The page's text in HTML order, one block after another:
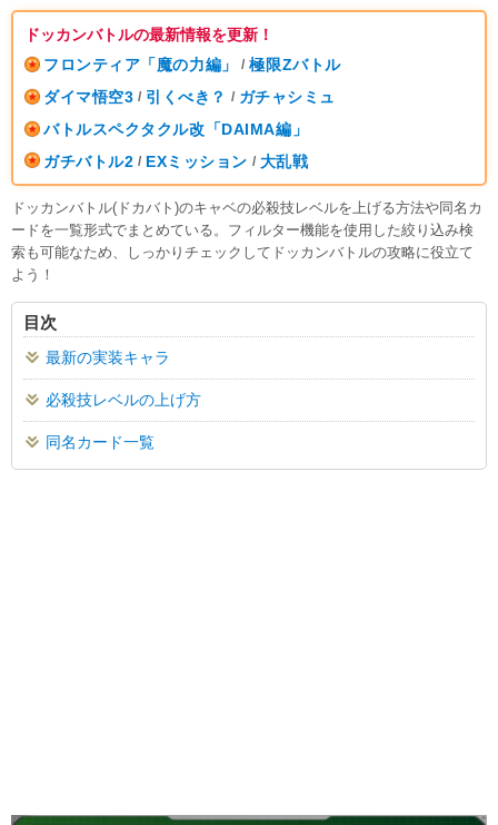
ドッカンバトルの最新情報を更新！
フロンティア「魔の力編」
/ 極限Zバトル
ダイマ悟空3 / 引くべき？ / ガチャシミュ
バトルスペクタクル改「DAIMA編」
ガチバトル2 / EXミッション / 大乱戦
ドッカンバトル(ドカバト)のキャベの必殺技レベルを上げる方法や同名カ
ードを一覧形式でまとめている。フィルター機能を使用した絞り込み検
索も可能なため、しっかりチェックしてドッカンバトルの攻略に役立て
よう！
目次
最新の実装キャラ
必殺技レベルの上げ方
同名カード一覧